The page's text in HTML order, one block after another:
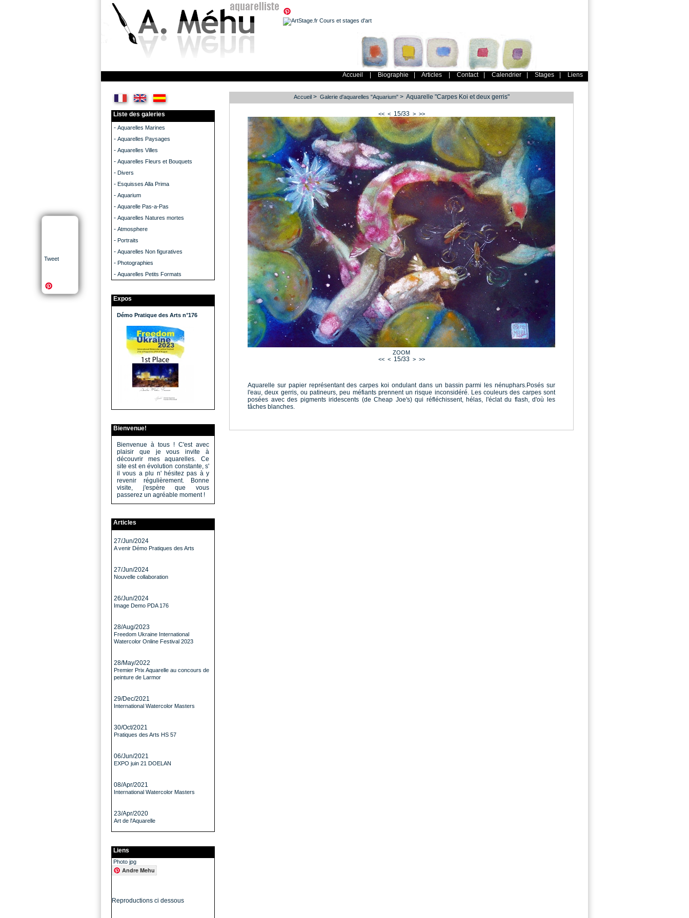
Tweet
Accueil Biographie Articles Contact Calendrier Stages Liens
Liste des galeries
- Aquarelles Marines
- Aquarelles Paysages
- Aquarelles Villes
- Aquarelles Fleurs et Bouquets
- Divers
- Esquisses Alla Prima
- Aquarium
- Aquarelle Pas-a-Pas
- Aquarelles Natures mortes
- Atmosphere
- Portraits
- Aquarelles Non figuratives
- Photographies
- Aquarelles Petits Formats
Expos
Démo Pratique des Arts n°176
Bienvenue!
Bienvenue à tous ! C'est avec
plaisir que je vous invite à
découvrir mes aquarelles. Ce
site est en évolution constante, s'
il vous a plu n' hésitez pas à y
revenir régulièrement. Bonne
visite, j'espère que vous
passerez un agréable moment !
Articles
27/Jun/2024
A venir Démo Pratiques des Arts
27/Jun/2024
Nouvelle collaboration
26/Jun/2024
Image Demo PDA 176
28/Aug/2023
Freedom Ukraine International
Watercolor Online Festival 2023
28/May/2022
Premier Prix Aquarelle au concours de
peinture de Larmor
29/Dec/2021
International Watercolor Masters
30/Oct/2021
Pratiques des Arts HS 57
06/Jun/2021
EXPO juin 21 DOELAN
08/Apr/2021
International Watercolor Masters
23/Apr/2020
Art de l'Aquarelle
Liens
Photo jpg
Andre Mehu
Reproductions ci dessous
Accueil> Galerie d'aquarelles "Aquarium"> Aquarelle "Carpes Koi et deux gerris"
<< <15/33 > >>
ZOOM
<< <15/33 > >>
Aquarelle sur papier représentant des carpes koi ondulant dans un bassin parmi les nénuphars.Posés sur
l'eau, deux gerris, ou patineurs, peu méfiants prennent un risque inconsidéré. Les couleurs des carpes sont
posées avec des pigments iridescents (de Cheap Joe's) qui réfléchissent, hélas, l'éclat du flash, d'où les
tâches blanches.